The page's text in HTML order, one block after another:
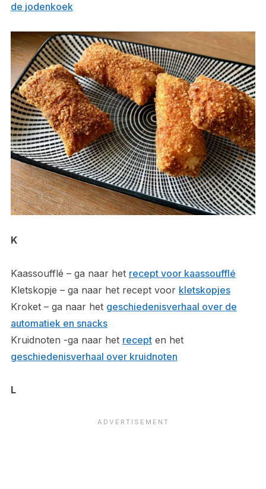
de jodenkoek
K
Kaassoufflé – ga naar het recept voor kaassoufflé
Kletskopje – ga naar het recept voor kletskopjes
Kroket – ga naar het geschiedenisverhaal over de
automatiek en snacks
Kruidnoten -ga naar het recepten het
geschiedenisverhaal over kruidnoten
L